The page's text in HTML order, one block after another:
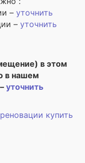
– уточнить
– уточнить
в этом
в нашем
уточнить
купить